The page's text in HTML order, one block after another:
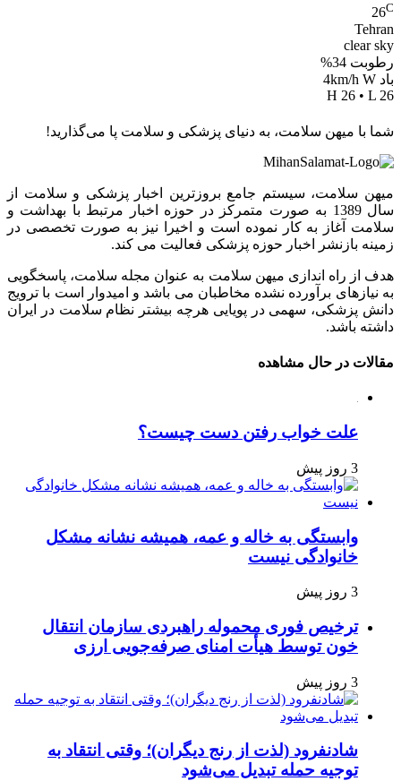
26C
Tehran
clear sky
رطوبت 34%
باد 4km/h W
H 26 • L 26
شما با میهن سلامت، به دنیای پزشکی و سلامت پا می‌گذارید!
میهن سلامت، سیستم جامع بروزترین اخبار پزشکی و سلامت از
سال 1389 به صورت متمرکز در حوزه اخبار مرتبط با بهداشت و
سلامت آغاز به کار نموده است و اخیرا نیز به صورت تخصصی در
زمینه بازنشر اخبار حوزه پزشکی فعالیت می کند.
هدف از راه اندازی میهن سلامت به عنوان مجله سلامت، پاسخگویی
به نیازهای برآورده نشده مخاطبان می باشد و امیدوار است با ترویج
دانش پزشکی، سهمی در پویایی هرچه بیشتر نظام سلامت در ایران
داشته باشد.
مقالات در حال مشاهده
علت خواب رفتن دست چیست؟
3 روز پیش
وابستگی به خاله و عمه، همیشه نشانه مشکل
خانوادگی نیست
3 روز پیش
ترخیص فوری محموله راهبردی سازمان انتقال
خون توسط هیأت امنای صرفه‌جویی ارزی
3 روز پیش
شادنفرود (لذت از رنج دیگران)؛ وقتی انتقاد به
توجیه حمله تبدیل می‌شود